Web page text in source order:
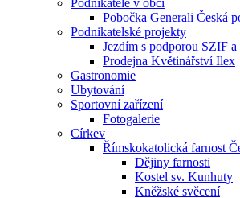
Podnikatelé v obci
Pobočka Generali Česká
Podnikatelské projekty
Jezdím s podporou SZIF
Prodejna Květinářství Ilex
Gastronomie
Ubytování
Sportovní zařízení
Fotogalerie
Církev
Římskokatolická farnost
Dějiny farnosti
Kostel sv. Kunhuty
Kněžské svěcení